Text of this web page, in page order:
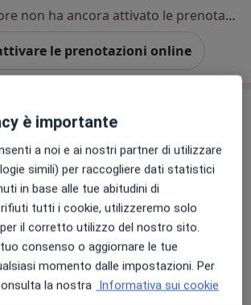
Questo dottore non ha ancora attivato le prenotazioni online presso questo indirizzo.
le prenotazioni online
Girone
·Altro
è importante
a noi e ai nostri partner di utilizzare
simili) per raccogliere dati statistici
in base alle tue abitudini di
rifiuti tutti i cookie, utilizzeremo solo
il corretto utilizzo del nostro sito.
consenso o aggiornare le tue
momento dalle impostazioni. Per
la nostra Informativa sui cookie